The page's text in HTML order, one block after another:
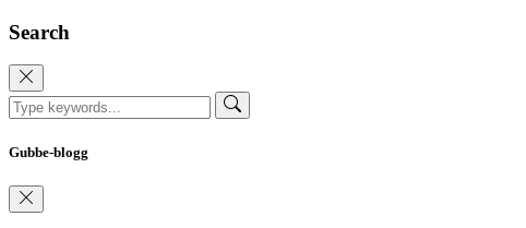
Search
Gubbe-blogg